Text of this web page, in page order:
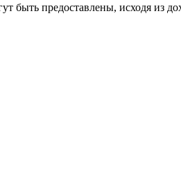
быть предоставлены, исходя из